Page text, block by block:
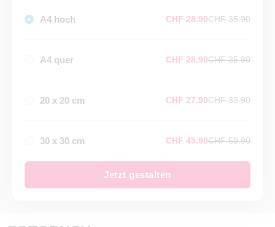
A4 hoch CHF 28.90CHF 35.90
A4 quer CHF 28.90CHF 35.90
20 x 20 cm CHF 27.90CHF 33.90
30 x 30 cm CHF 45.90CHF 59.90
Jetzt gestalten